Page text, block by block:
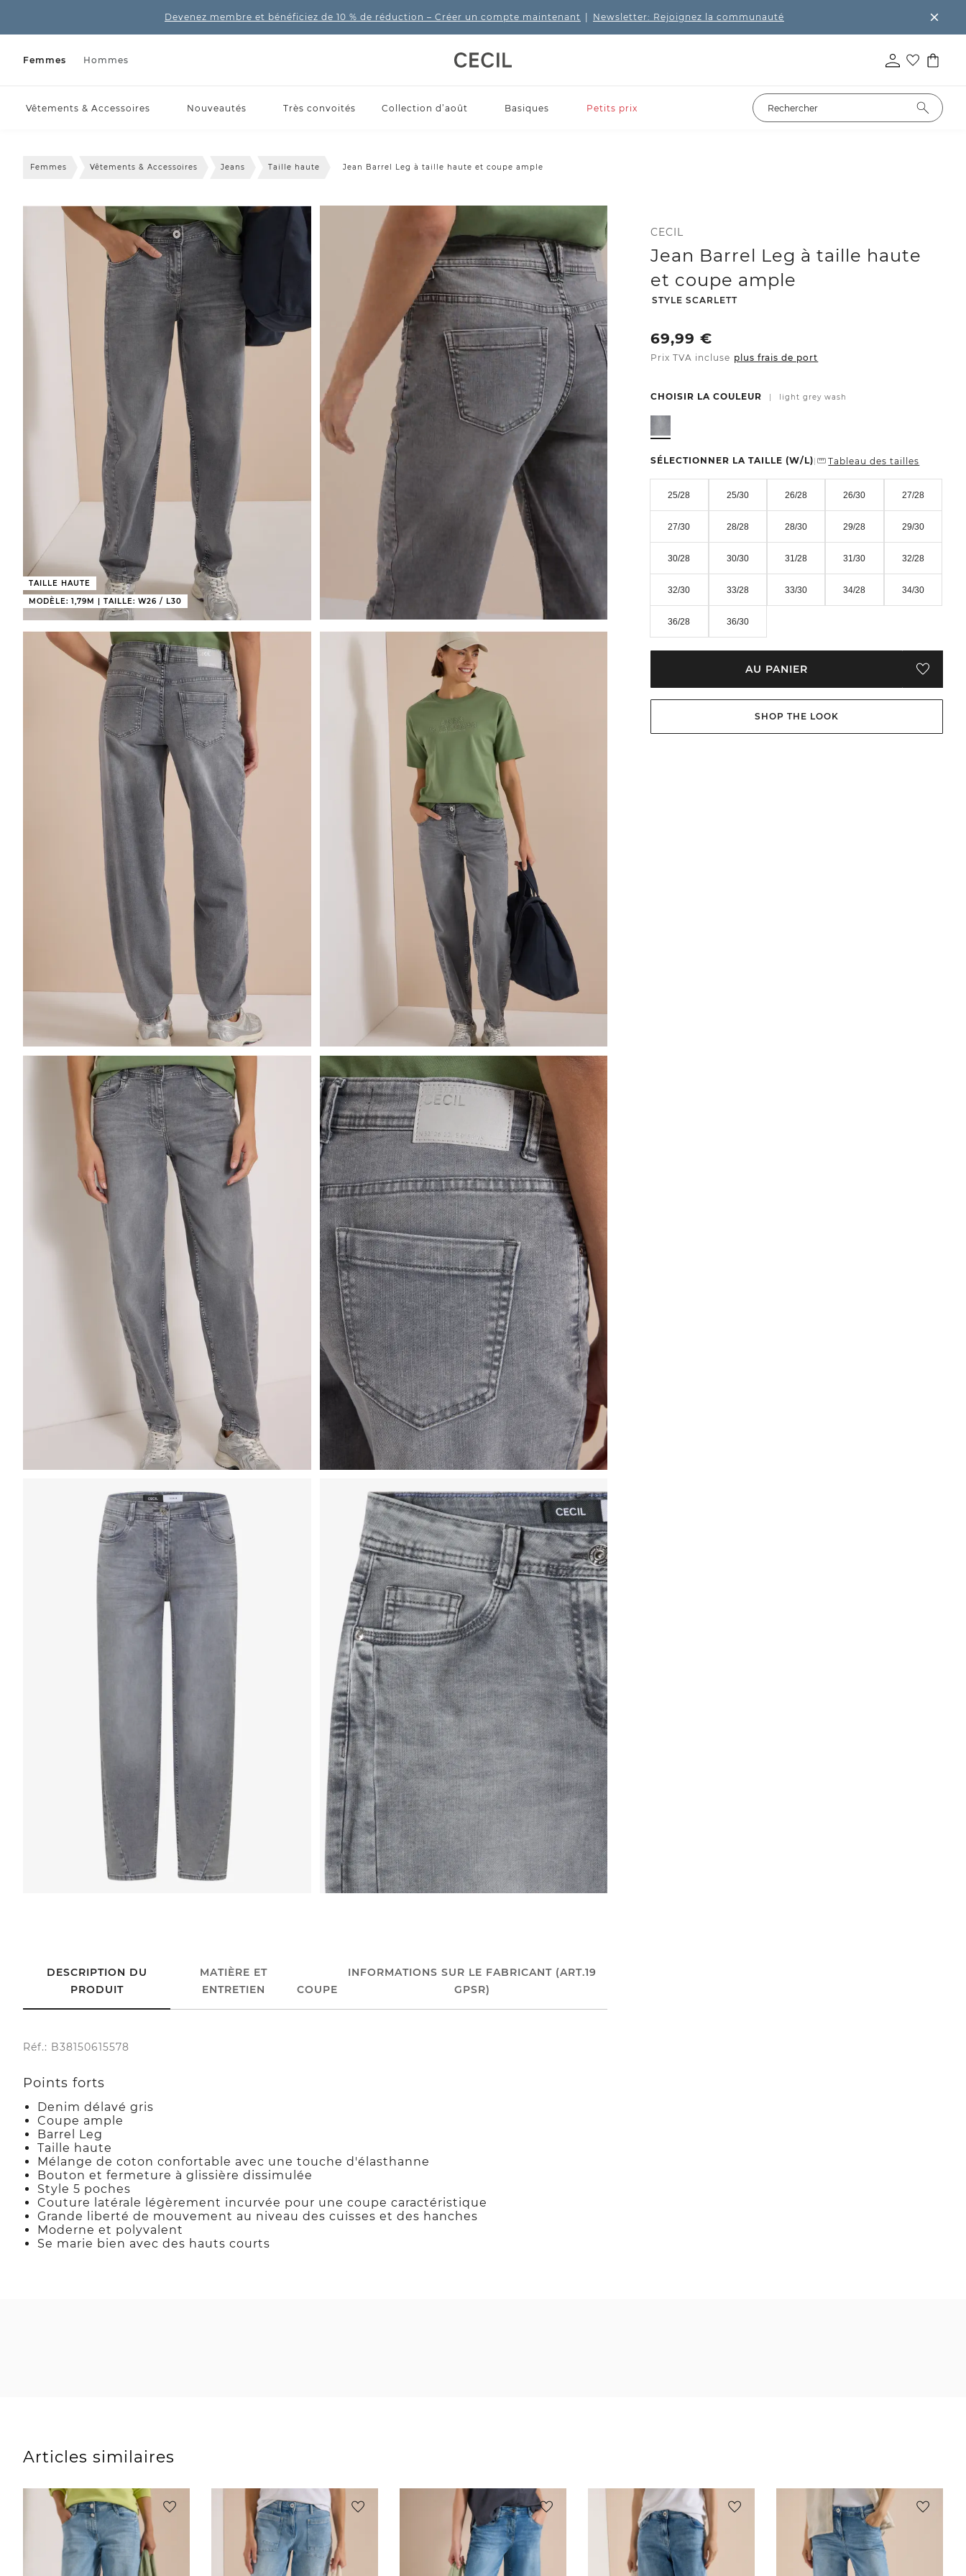
Devenez membre et bénéficiez de 10 % de réduction – Créer un compte maintenant Newsletter: Rejoignez la communauté
Femmes Hommes
Vêtements & Accessoires Nouveautés Très convoités Collection d’août Basiques Petits prix
Femmes Vêtements & Accessoires Jeans Taille haute Jean Barrel Leg à taille haute et coupe ample
TAILLE HAUTE
MODÈLE: 1,79M | TAILLE: W26 / L30
CECIL
Jean Barrel Leg à taille haute
et coupe ample
-
STYLE SCARLETT
69,99€
Prix TVA incluse plus frais de port
CHOISIR LA COULEUR | light grey wash
SÉLECTIONNER LA TAILLE (W/L)| Tableau des tailles
25/28 25/30 26/28 26/30 27/28
27/30 28/28 28/30 29/28 29/30
30/28 30/30 31/28 31/30 32/28
32/30 33/28 33/30 34/28 34/30
36/28 36/30
AU PANIER
SHOP THE LOOK
DESCRIPTION DU
PRODUIT
MATIÈRE ET
ENTRETIEN
COUPE
INFORMATIONS SUR LE FABRICANT (ART.19
GPSR)
Réf.: B38150615578
Points forts
Denim délavé gris
Coupe ample
Barrel Leg
Taille haute
Mélange de coton confortable avec une touche d'élasthanne
Bouton et fermeture à glissière dissimulée
Style 5 poches
Couture latérale légèrement incurvée pour une coupe caractéristique
Grande liberté de mouvement au niveau des cuisses et des hanches
Moderne et polyvalent
Se marie bien avec des hauts courts
Articles similaires